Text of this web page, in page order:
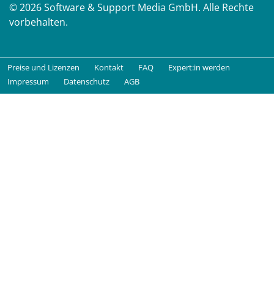
© 2026 Software & Support Media GmbH. Alle Rechte
vorbehalten.
Preise und Lizenzen Kontakt FAQ
Expert:in werden
Impressum
Datenschutz AGB